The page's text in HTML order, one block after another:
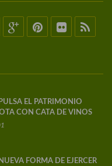
EL PATRIMONIO
CON CATA DE VINOS
FORMA DE EJERCER